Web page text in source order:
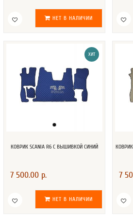
НЕТ В НАЛИЧИИ
ХИТ
КОВРИК SCANIA R6 С ВЫШИВКОЙ СИНИЙ
7 500.00 р.
НЕТ В НАЛИЧИИ
7